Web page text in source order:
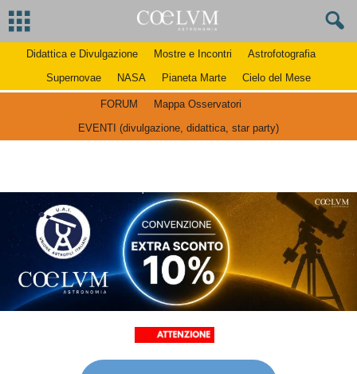
Didattica e Divulgazione Mostre e Incontri
Astrofotografia
Supernovae
NASA Pianeta Marte Cielo del Mese
FORUM
Mappa Osservatori
EVENTI (divulgazione, didattica, star party)